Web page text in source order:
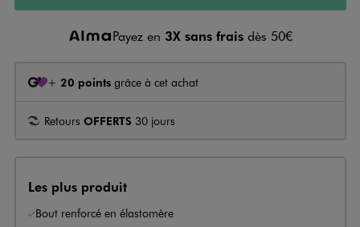
Payez en 3X sans frais dès 50€
+ 20 points grâce à cet achat
Retours OFFERTS 30 jours
Les plus produit
Bout renforcé en élastomère